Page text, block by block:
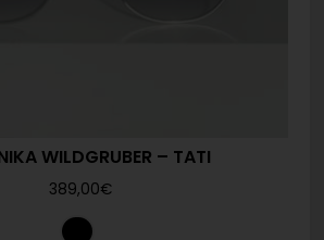
WILDGRUBER – TATI
389,00€